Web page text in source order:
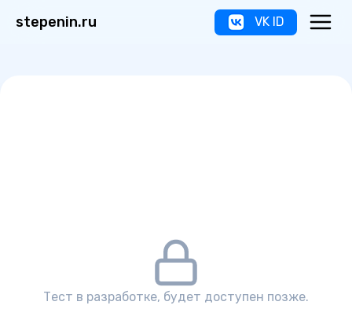
stepenin.ru VK ID
Тест в разработке, будет доступен позже.